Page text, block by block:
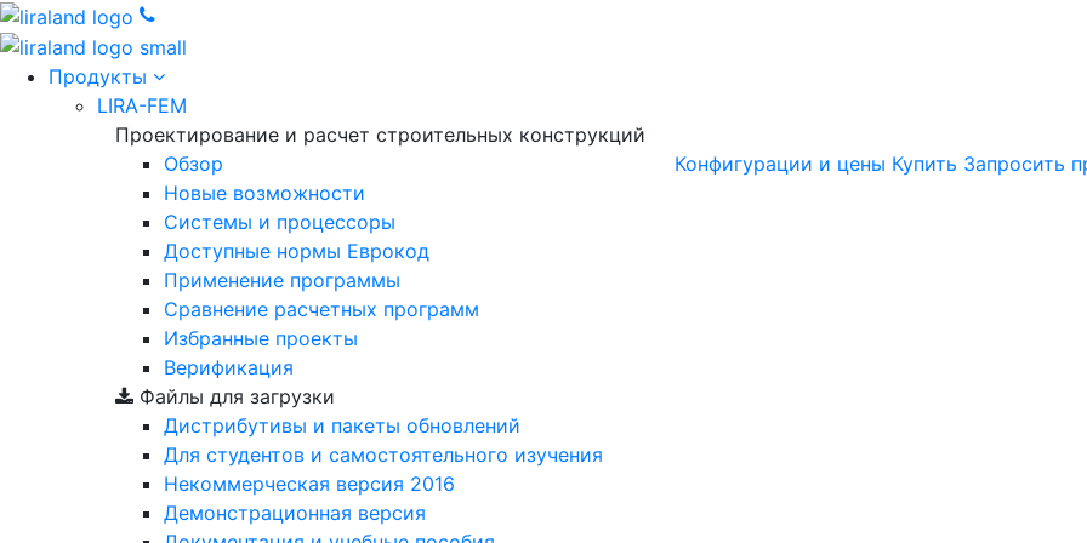
Продукты
LIRA-FEM
Проектирование и расчет строительных конструкций
Обзор
Новые возможности
Cистемы и процессоры
Доступные нормы Еврокод
Применение программы
Сравнение расчетных программ
Избранные проекты
Верификация
Конфигурации и цены Купить Запросить
Файлы для загрузки
Дистрибутивы и пакеты обновлений
Для студентов и самостоятельного изучения
Некоммерческая версия 2016
Демонстрационная версия